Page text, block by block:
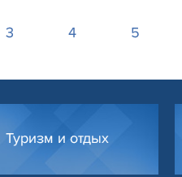
3 4 5
Туризм и отдых